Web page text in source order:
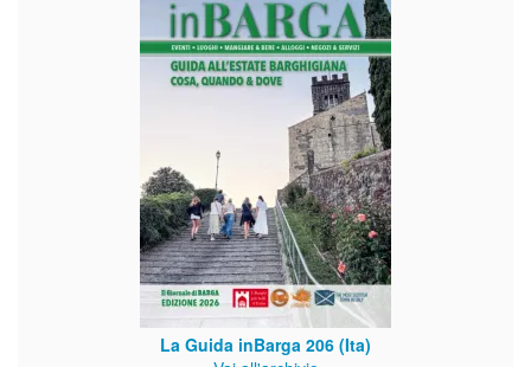
La Guida inBarga 206 (Ita)